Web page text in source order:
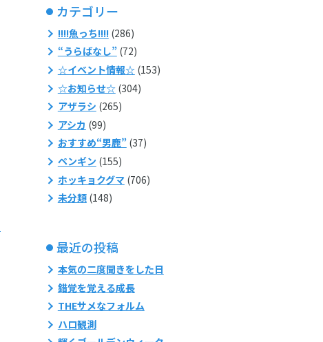
カテゴリー
!!!!魚っち!!!!(286)
“うらばなし”(72)
☆イベント情報☆(153)
☆お知らせ☆(304)
アザラシ (265)
アシカ (99)
おすすめ“男鹿”(37)
ペンギン (155)
ホッキョクグマ (706)
未分類(148)
最近の投稿
本気の二度聞きをした日
錯覚を覚える成長
THEサメなフォルム
ハロ観測